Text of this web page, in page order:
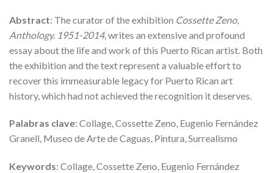
Abstract: The curator of the exhibition Cossette Zeno,
Anthology. 1951-2014, writes an extensive and profound
essay about the life and work of this Puerto Rican artist. Both
the exhibition and the text represent a valuable effort to
recover this immeasurable legacy for Puerto Rican art
history, which had not achieved the recognition it deserves.
Palabras clave: Collage, Cossette Zeno, Eugenio Fernández
Granell, Museo de Arte de Caguas, Pintura, Surrealismo
Keywords: Collage, Cossette Zeno, Eugenio Fernández